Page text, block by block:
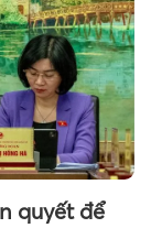
quyết để